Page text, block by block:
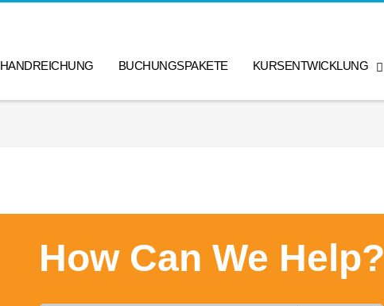
HANDREICHUNG BUCHUNGSPAKETE KURSENTWICKLUNG
How Can We Help?